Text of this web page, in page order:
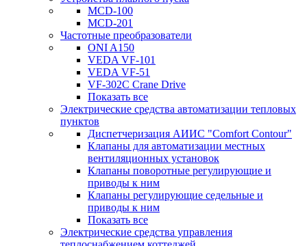
MCD-100
MCD-201
Частотные преобразователи
ONI A150
VEDA VF-101
VEDA VF-51
VF-302C Crane Drive
Показать все
Электрические средства автоматизации тепловых
пунктов
Диспетчеризация АИИС "Comfort Contour"
Клапаны для автоматизации местных
вентиляционных установок
Клапаны поворотные регулирующие и
приводы к ним
Клапаны регулирующие седельные и
приводы к ним
Показать все
Электрические средства управления